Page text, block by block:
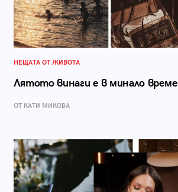
НЕЩАТА ОТ ЖИВОТА
Лятото винаги е в минало време
ОТ КАТИ МИКОВА